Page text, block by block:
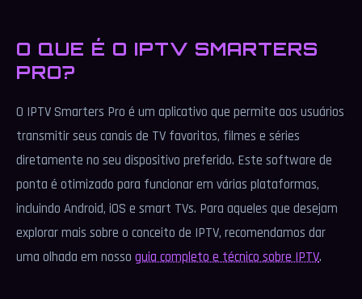
O QUE É O IPTV SMARTERS
PRO?
O IPTV Smarters Pro é um aplicativo que permite aos usuários
transmitir seus canais de TV favoritos, filmes e séries
diretamente no seu dispositivo preferido. Este software de
ponta é otimizado para funcionar em várias plataformas,
incluindo Android, iOS e smart TVs. Para aqueles que desejam
explorar mais sobre o conceito de IPTV, recomendamos dar
uma olhada em nosso guia completo e técnico sobre IPTV.